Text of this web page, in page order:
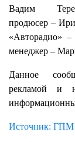
Вадим
продюсер –
«Авторадио»
менеджер –
Данное
рекламой и
Источник: ГПМ